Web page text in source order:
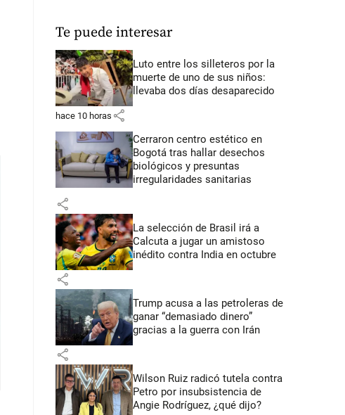
Te puede interesar
Luto entre los silleteros por la
muerte de uno de sus niños:
llevaba dos días desaparecido
hace 10 horas share
Cerraron centro estético en
Bogotá tras hallar desechos
biológicos y presuntas
irregularidades sanitarias
share
La selección de Brasil irá a
Calcuta a jugar un amistoso
inédito contra India en octubre
share
Trump acusa a las petroleras de
ganar “demasiado dinero”
gracias a la guerra con Irán
share
Wilson Ruiz radicó tutela contra
Petro por insubsistencia de
Angie Rodríguez, ¿qué dijo?